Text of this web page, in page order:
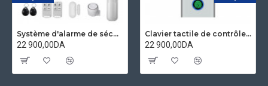
Système d'alarme de sécurité domestique wifi GSM 4G Application tuya compatible Alexa et googleHome
22 900,00DA
Clavier tactile de contrôle d'accès et IP visiophone étanche avec empreinte digitale compatible Tuya secukey Vcontrol 3-F
22 900,00DA